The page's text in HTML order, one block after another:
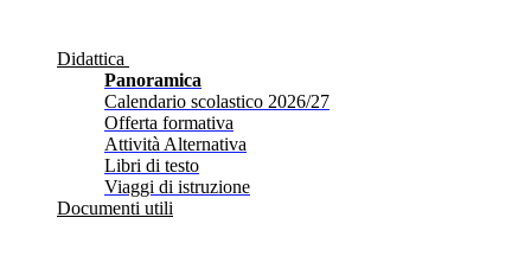
Didattica
Panoramica
Calendario scolastico 2026/27
Offerta formativa
Attività Alternativa
Libri di testo
Viaggi di istruzione
Documenti utili